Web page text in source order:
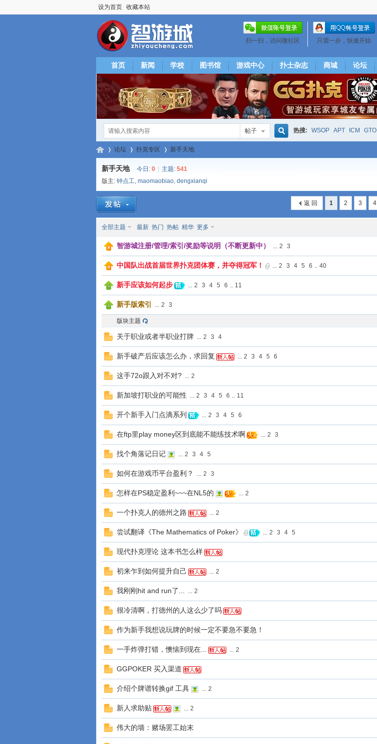
设为首页 收藏本站
只需一步，快速开始
扫一扫，访问微社区
首页 新闻 学校 图书馆 游戏中心 扑士杂志 商城 论坛
帖子 热搜: WSOP APT ICM GTO
智 »
论坛
›
扑克专区
›
新手天地
新手天地 今日: 0 主题: 541
版主: 钟点工, maomaobiao, dengxianqi
1 2 3 4
返 回
全部主题 最新 热门 热帖 精华 更多
智游城注册/管理/索引/奖励等说明（不断更新中） ... 2 3
中国队出战首届世界扑克团体赛，并夺得冠军！ ... 2 3 4 5 6 .. 40
新手应该如何起步 ... 2 3 4 5 6 .. 11
新手版索引 ... 2 3
版块主题
关于职业或者半职业打牌 ... 2 3 4
新手破产后应该怎么办，求回复 ... 2 3 4 5 6
这手72o跟入对不对? ... 2
新加坡打职业的可能性 ... 2 3 4 5 6 .. 11
开个新手入门点滴系列 ... 2 3 4 5 6
在ftp里play money区到底能不能练技术啊 ... 2 3
找个角落记日记 ... 2 3 4 5
如何在游戏币平台盈利？ ... 2 3
怎样在PS稳定盈利~~~在NL5的 ... 2
一个扑克人的德州之路 ... 2
尝试翻译《The Mathematics of Poker》 ... 2 3 4 5
现代扑克理论 这本书怎么样
初来乍到如何提升自己 ... 2
我刚刚hit and run了... ... 2
很冷清啊，打德州的人这么少了吗
作为新手我想说玩牌的时候一定不要急不要急！
一手炸弹打错，懊恼到现在... ... 2
GGPOKER 买入渠道
介绍个牌谱转换gif 工具 ... 2
新人求助贴 ... 2
伟大的墙：赌场罢工始末